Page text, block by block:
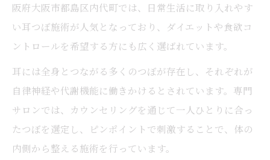
阪府大阪市都島区内代町では、日常生活に取り入れやす
い耳つぼ施術が人気となっており、ダイエットや食欲コ
ントロールを希望する方にも広く選ばれています。
耳には全身とつながる多くのつぼが存在し、それぞれが
自律神経や代謝機能に働きかけるとされています。専門
サロンでは、カウンセリングを通じて一人ひとりに合っ
たつぼを選定し、ピンポイントで刺激することで、体の
内側から整える施術を行っています。